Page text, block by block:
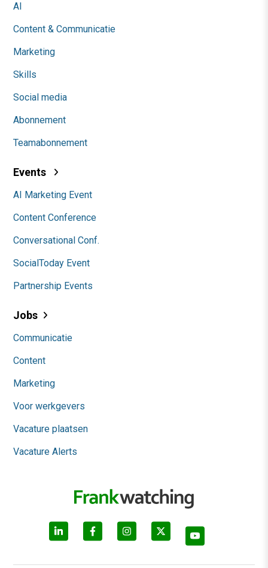
AI
Content & Communicatie
Marketing
Skills
Social media
Abonnement
Teamabonnement
Events
AI Marketing Event
Content Conference
Conversational Conf.
SocialToday Event
Partnership Events
Jobs
Communicatie
Content
Marketing
Voor werkgevers
Vacature plaatsen
Vacature Alerts